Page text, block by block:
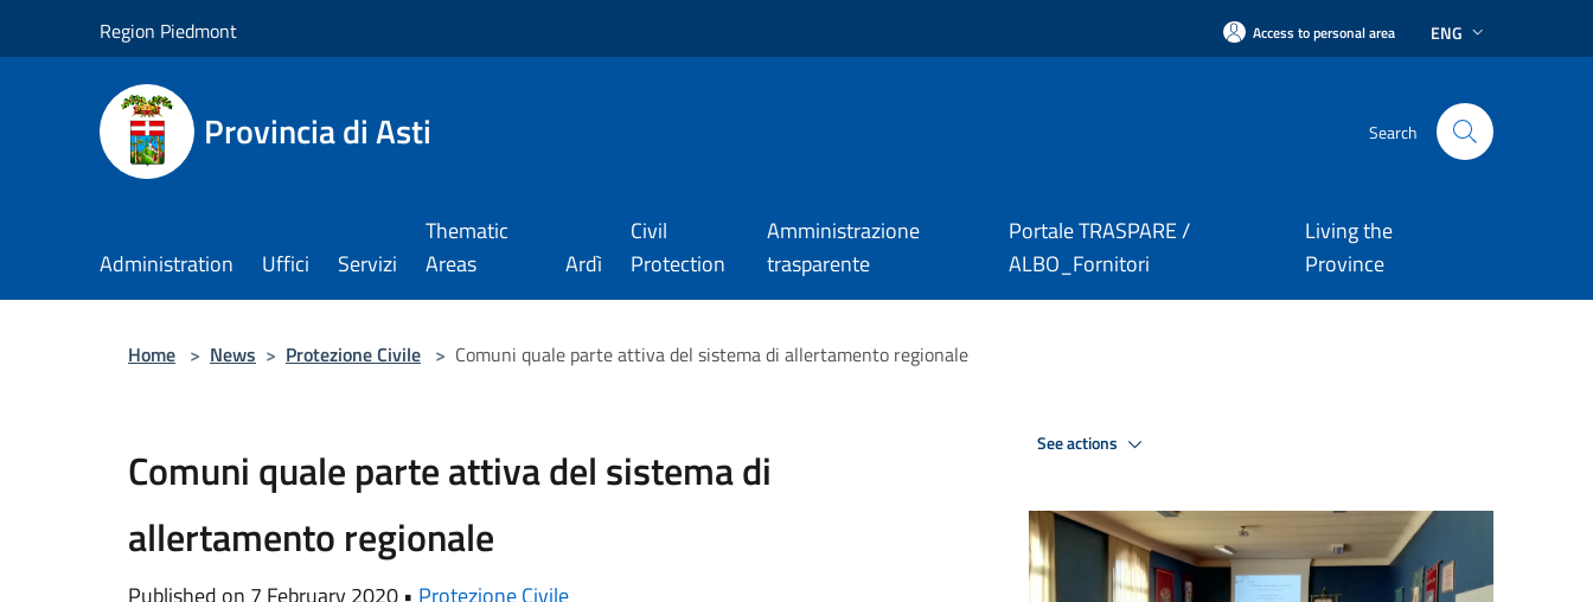
Region Piedmont Access to personal area ENG
Provincia di Asti Search
Administration Uffici Servizi
Thematic
Areas
Ardì
Civil
Protection
Amministrazione
trasparente
Portale TRASPARE /
ALBO_Fornitori
Living the
Province
Home > News > Protezione Civile > Comuni quale parte attiva del sistema di allertamento regionale
Comuni quale parte attiva del sistema di
allertamento regionale
Published on 7 February 2020 • Protezione Civile
See actions